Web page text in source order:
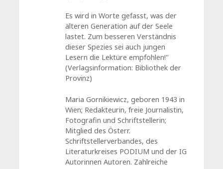
Es wird in Worte gefasst, was der
älteren Generation auf der Seele
lastet. Zum besseren Verständnis
dieser Spezies sei auch jungen
Lesern die Lektüre empfohlen!"
(Verlagsinformation: Bibliothek der
Provinz)
Maria Gornikiewicz, geboren 1943 in
Wien; Redakteurin, freie Journalistin,
Fotografin und Schriftstellerin;
Mitglied des Österr.
Schriftstellerverbandes, des
Literaturkreises PODIUM und der IG
Autorinnen Autoren. Zahlreiche